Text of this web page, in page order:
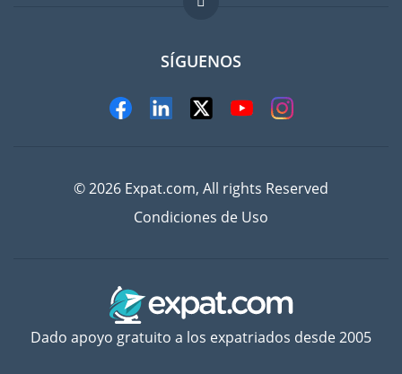
Trabajos en el extranjero
SÍGUENOS
© 2026 Expat.com, All rights Reserved
Condiciones de Uso
Dado apoyo gratuito a los expatriados desde 2005